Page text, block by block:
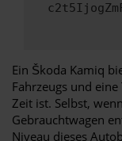
Ein Škoda Kamiq
Fahrzeugs und
Zeit ist. Selbst,
Gebrauchtwagen
Niveau dieses